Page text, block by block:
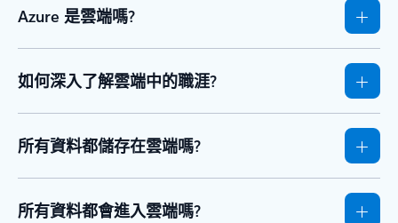
Azure 是雲端嗎?
如何深入了解雲端中的職涯?
所有資料都儲存在雲端嗎?
所有資料都會進入雲端嗎?